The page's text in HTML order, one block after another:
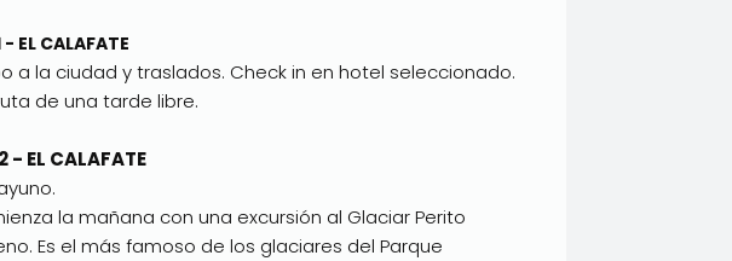
- EL CALAFATE
a la ciudad y traslados. Check in en hotel seleccionado.
de una tarde libre.
- EL CALAFATE
la mañana con una excursión al Glaciar Perito
Es el más famoso de los glaciares del Parque